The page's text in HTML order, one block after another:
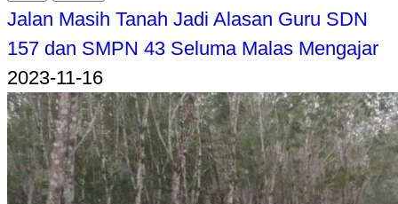
Jalan Masih Tanah Jadi Alasan Guru SDN
157 dan SMPN 43 Seluma Malas Mengajar
2023-11-16